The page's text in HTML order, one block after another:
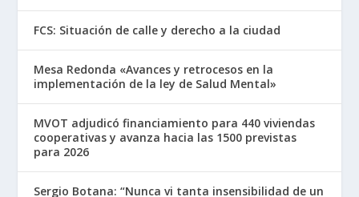
FCS: Situación de calle y derecho a la ciudad
Mesa Redonda «Avances y retrocesos en la
implementación de la ley de Salud Mental»
MVOT adjudicó financiamiento para 440 viviendas
cooperativas y avanza hacia las 1500 previstas
para 2026
Sergio Botana: “Nunca vi tanta insensibilidad de un